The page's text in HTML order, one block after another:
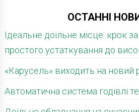
ОСТАННІ
Ідеальне доїльне місце: крок
простого устаткування до
«Карусель» виходить на новий
Автоматична система годівлі